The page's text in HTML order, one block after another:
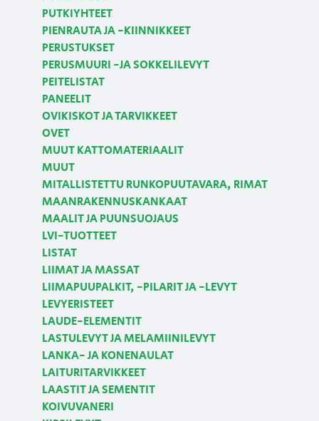
PUTKIYHTEET
PIENRAUTA JA -KIINNIKKEET
PERUSTUKSET
PERUSMUURI -JA SOKKELILEVYT
PEITELISTAT
PANEELIT
OVIKISKOT JA TARVIKKEET
OVET
MUUT KATTOMATERIAALIT
MUUT
MITALLISTETTU RUNKOPUUTAVARA, RIMAT
MAANRAKENNUSKANKAAT
MAALIT JA PUUNSUOJAUS
LVI-TUOTTEET
LISTAT
LIIMAT JA MASSAT
LIIMAPUUPALKIT, -PILARIT JA -LEVYT
LEVYERISTEET
LAUDE-ELEMENTIT
LASTULEVYT JA MELAMIINILEVYT
LANKA- JA KONENAULAT
LAITURITARVIKKEET
LAASTIT JA SEMENTIT
KOIVUVANERI